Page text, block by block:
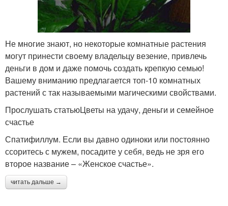
Не многие знают, но некоторые комнатные растения
могут принести своему владельцу везение, привлечь
деньги в дом и даже помочь создать крепкую семью!
Вашему вниманию предлагается топ-10 комнатных
растений с так называемыми магическими свойствами.
Прослушать статьюЦветы на удачу, деньги и семейное
счастье
Спатифиллум. Если вы давно одиноки или постоянно
ссоритесь с мужем, посадите у себя, ведь не зря его
второе название – «Женское счастье».
читать дальше →